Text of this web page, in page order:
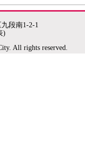
段南1-2-1
)
All rights reserved.